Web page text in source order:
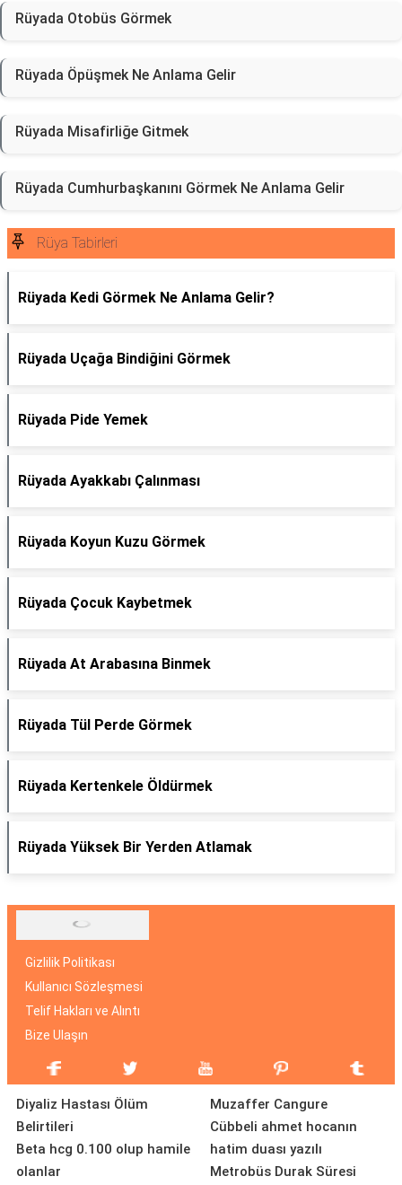
Rüyada Otobüs Görmek
Rüyada Öpüşmek Ne Anlama Gelir
Rüyada Misafirliğe Gitmek
Rüyada Cumhurbaşkanını Görmek Ne Anlama Gelir
Rüya Tabirleri
Rüyada Kedi Görmek Ne Anlama Gelir?
Rüyada Uçağa Bindiğini Görmek
Rüyada Pide Yemek
Rüyada Ayakkabı Çalınması
Rüyada Koyun Kuzu Görmek
Rüyada Çocuk Kaybetmek
Rüyada At Arabasına Binmek
Rüyada Tül Perde Görmek
Rüyada Kertenkele Öldürmek
Rüyada Yüksek Bir Yerden Atlamak
Gizlilik Politikası
Kullanıcı Sözleşmesi
Telif Hakları ve Alıntı
Bize Ulaşın
Diyaliz Hastası Ölüm
Belirtileri
Beta hcg 0.100 olup hamile
olanlar
Muzaffer Cangure
Cübbeli ahmet hocanın
hatim duası yazılı
Metrobüs Durak Süresi